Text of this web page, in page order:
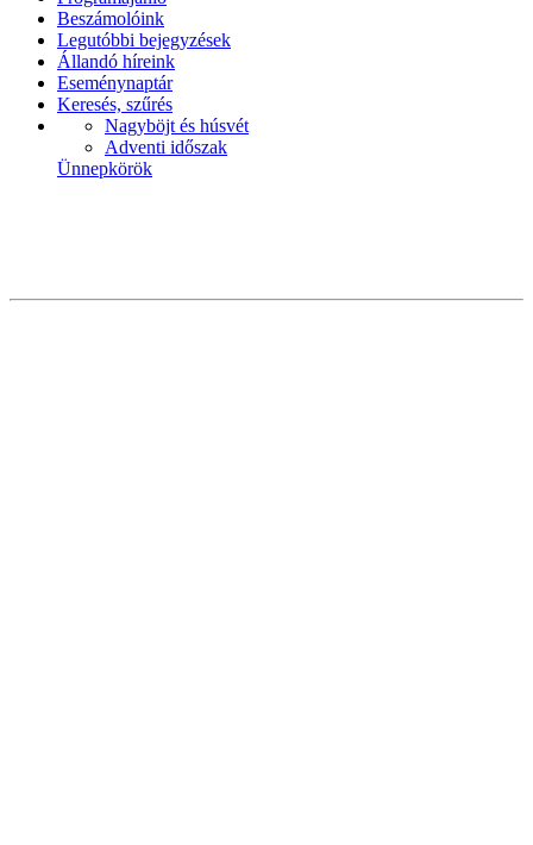
Beszámolóink
Legutóbbi bejegyzések
Állandó híreink
Eseménynaptár
Keresés, szűrés
Nagyböjt és húsvét
Adventi időszak
Ünnepkörök